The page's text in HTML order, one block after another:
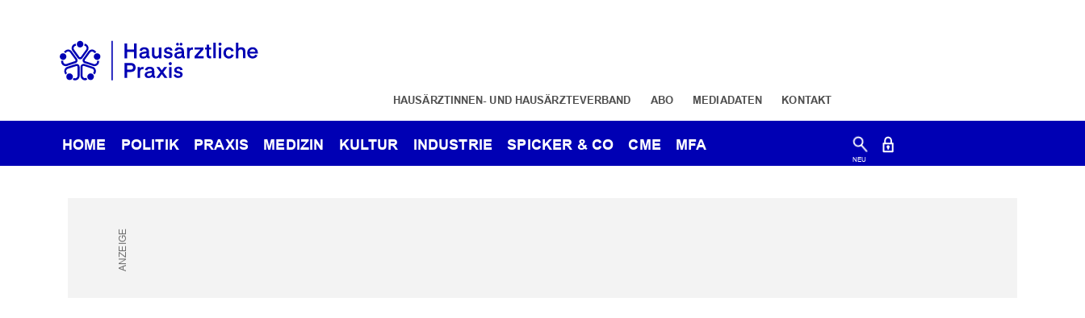
HAUSÄRZTINNEN- UND HAUSÄRZTEVERBAND ABO MEDIADATEN KONTAKT
HOME POLITIK PRAXIS MEDIZIN KULTUR INDUSTRIE SPICKER & CO CME MFA